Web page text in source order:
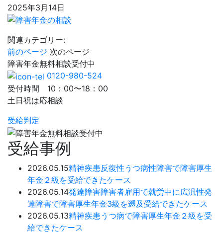
2025年3月14日
関連カテゴリー:
前のページ 次のページ
障害年金無料相談受付中
0120-980-524
受付時間 10：00〜18：00
土日祝は応相談
受給判定
受給事例
2026.05.15精神疾患 反復性うつ病性障害で障害厚生
年金２級を受給できたケース
2026.05.14発達障害障害者雇用で就労中に広汎性発
達障害で障害厚生年金3級を遡及受給できたケース
2026.05.13精神疾患 うつ病で障害厚生年金２級を受
給できたケース